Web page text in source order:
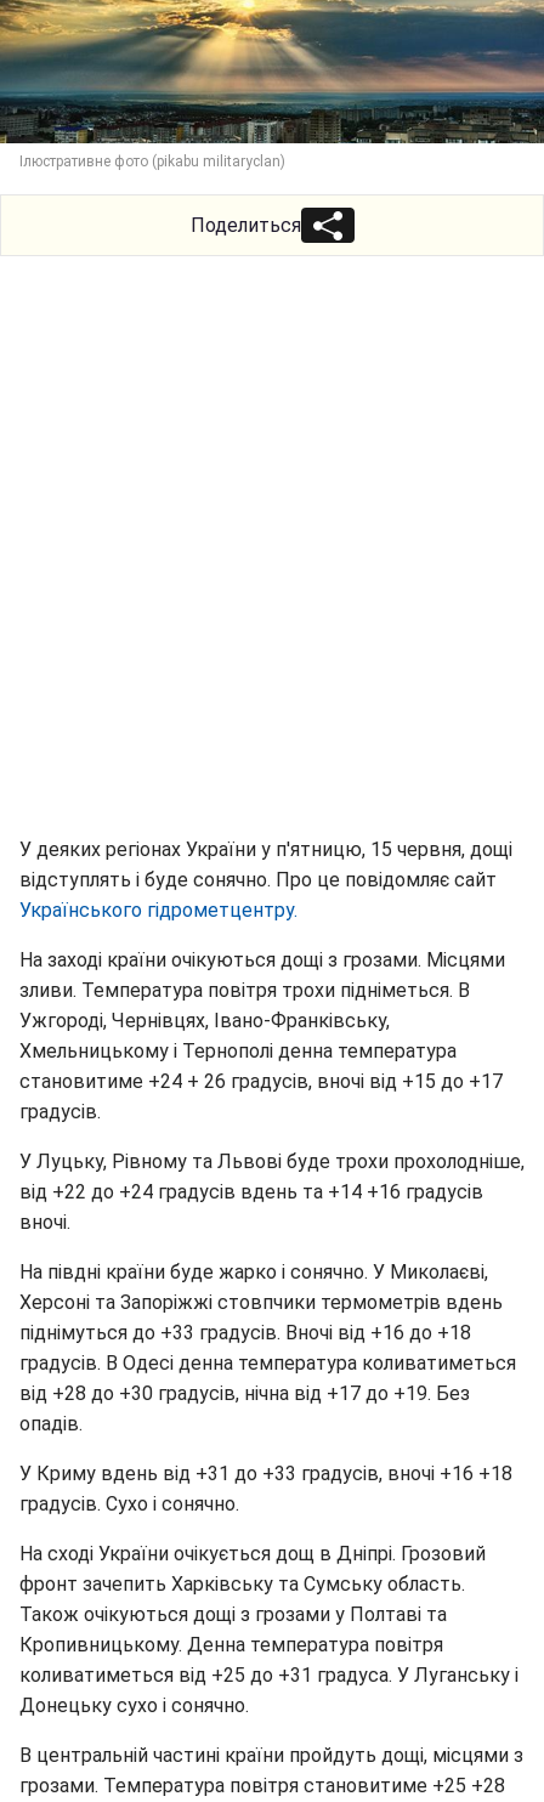
Ілюстративне фото (pikabu militaryclan)
Поделиться
У деяких регіонах України у п'ятницю, 15 червня, дощі
відступлять і буде сонячно. Про це повідомляє сайт
Українського гідрометцентру.
На заході країни очікуються дощі з грозами. Місцями
зливи. Температура повітря трохи підніметься. В
Ужгороді, Чернівцях, Івано-Франківську,
Хмельницькому і Тернополі денна температура
становитиме +24 + 26 градусів, вночі від +15 до +17
градусів.
У Луцьку, Рівному та Львові буде трохи прохолодніше,
від +22 до +24 градусів вдень та +14 +16 градусів
вночі.
На півдні країни буде жарко і сонячно. У Миколаєві,
Херсоні та Запоріжжі стовпчики термометрів вдень
піднімуться до +33 градусів. Вночі від +16 до +18
градусів. В Одесі денна температура коливатиметься
від +28 до +30 градусів, нічна від +17 до +19. Без
опадів.
У Криму вдень від +31 до +33 градусів, вночі +16 +18
градусів. Сухо і сонячно.
На сході України очікується дощ в Дніпрі. Грозовий
фронт зачепить Харківську та Сумську область.
Також очікуються дощі з грозами у Полтаві та
Кропивницькому. Денна температура повітря
коливатиметься від +25 до +31 градуса. У Луганську і
Донецьку сухо і сонячно.
В центральній частині країни пройдуть дощі, місцями з
грозами. Температура повітря становитиме +25 +28